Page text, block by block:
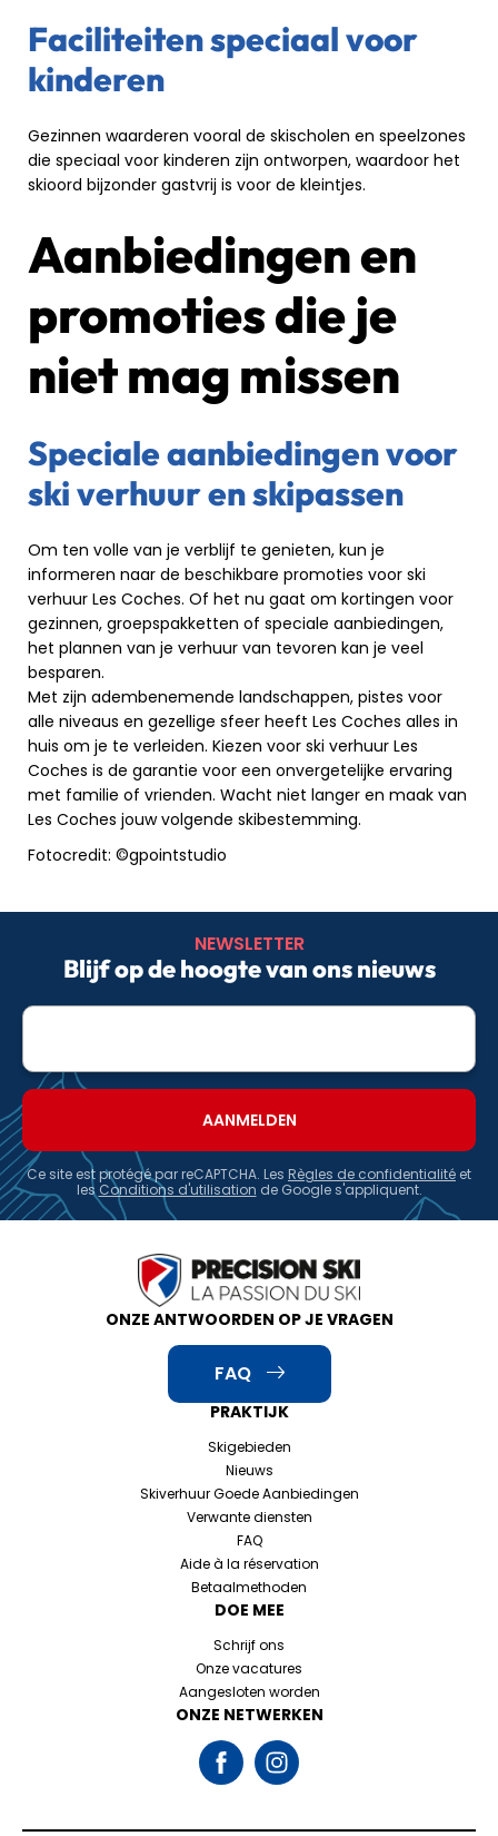
Faciliteiten speciaal voor
kinderen
Gezinnen waarderen vooral de skischolen en speelzones
die speciaal voor kinderen zijn ontworpen, waardoor het
skioord bijzonder gastvrij is voor de kleintjes.
Aanbiedingen en
promoties die je
niet mag missen
Speciale aanbiedingen voor
ski verhuur en skipassen
Om ten volle van je verblijf te genieten, kun je
informeren naar de beschikbare promoties voor ski
verhuur Les Coches. Of het nu gaat om kortingen voor
gezinnen, groepspakketten of speciale aanbiedingen,
het plannen van je verhuur van tevoren kan je veel
besparen.
Met zijn adembenemende landschappen, pistes voor
alle niveaus en gezellige sfeer heeft Les Coches alles in
huis om je te verleiden. Kiezen voor ski verhuur Les
Coches is de garantie voor een onvergetelijke ervaring
met familie of vrienden. Wacht niet langer en maak van
Les Coches jouw volgende skibestemming.
Fotocredit: ©gpointstudio
NEWSLETTER
Blijf op de hoogte van ons nieuws
E-
Ce site est protégé par reCAPTCHA. Les Règles de confidentialité et
les Conditions d'utilisation de Google s'appliquent.
PRAKTIJK
Skigebieden
Nieuws
Skiverhuur Goede Aanbiedingen
Verwante diensten
FAQ
Aide à la réservation
Betaalmethoden
DOE MEE
Schrijf ons
Onze vacatures
Aangesloten worden
ONZE NETWERKEN
ONZE ANTWOORDEN OP JE VRAGEN
FAQ